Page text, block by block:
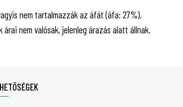
nem tartalmazzák az áfát (áfa: 27%).
árai nem valósak, jelenleg árazás alatt állnak.